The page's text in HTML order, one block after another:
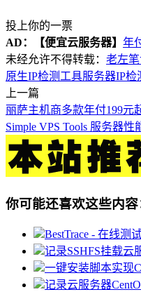
投上你的一票
AD：
【便宜云服务器】 年
未经允许不得转载： 老左
原生IP检测工具服务器IP检
上一篇
丽萨主机商多款年付199元
Simple VPS Tools 服务器
你可能还喜欢这些内容
BestTrace - 在线测
记录SSHFS挂载云
一键安装脚本实现
记录云服务器